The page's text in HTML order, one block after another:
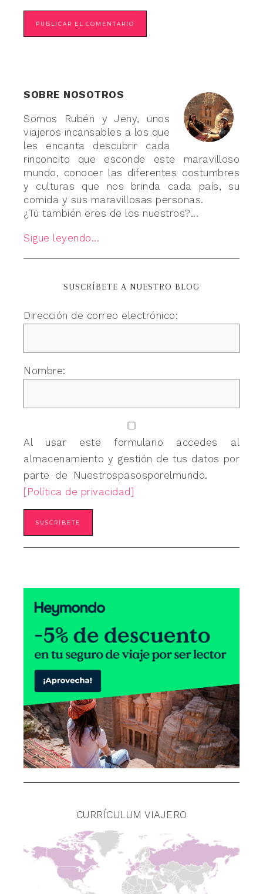
SOBRE NOSOTROS
Somos Rubén y Jeny, unos
viajeros incansables a los que
les encanta descubrir cada
rinconcito que esconde este maravilloso
mundo, conocer las diferentes costumbres
y culturas que nos brinda cada país, su
comida y sus maravillosas personas.
¿Tú también eres de los nuestros?...
Sigue leyendo...
SUSCRÍBETE A NUESTRO BLOG
Dirección de correo electrónico:
Nombre:
Al usar este formulario accedes al
almacenamiento y gestión de tus datos por
parte de Nuestrospasosporelmundo.
[Política de privacidad]
CURRÍCULUM VIAJERO